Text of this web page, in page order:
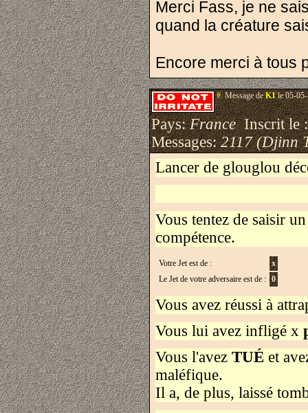
Merci Fass, je ne
quand la créature
Encore merci à tous
#.Message deK1le 05-05-
Pays:FranceInscrit le
Messages:2117 (Djinn
Lancer de glouglou
Vous tentez de saisir
compétence.
Votre Jet est de :
x
Le Jet de votre adversaire est de : 0
Vous avez réussi à
Vous lui avez infligé x
Vous l'avez TUÉ et
maléfique.
Il a, de plus, laissé